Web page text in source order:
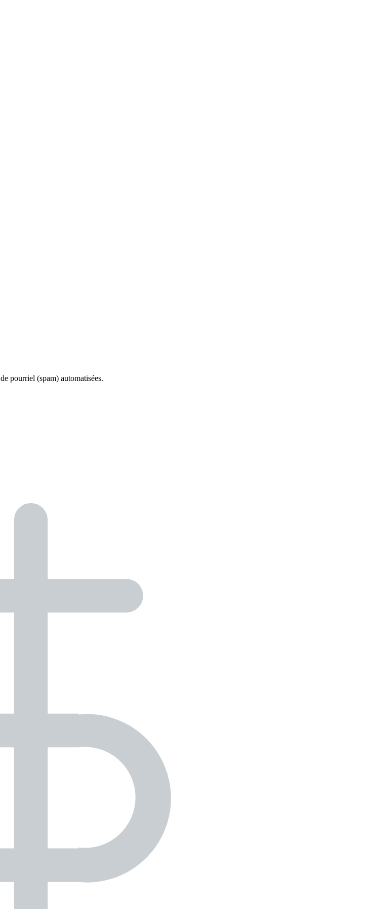
pourriel (spam) automatisées.